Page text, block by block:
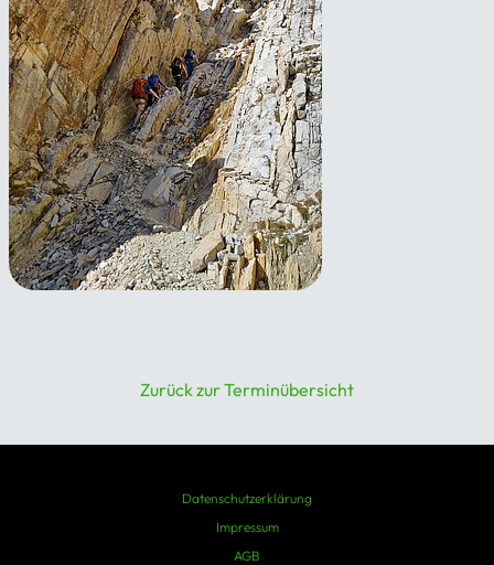
19.08.2026 - 26.08.2026Zurück zur Terminübersicht
Datenschutzerklärung
Impressum
AGB